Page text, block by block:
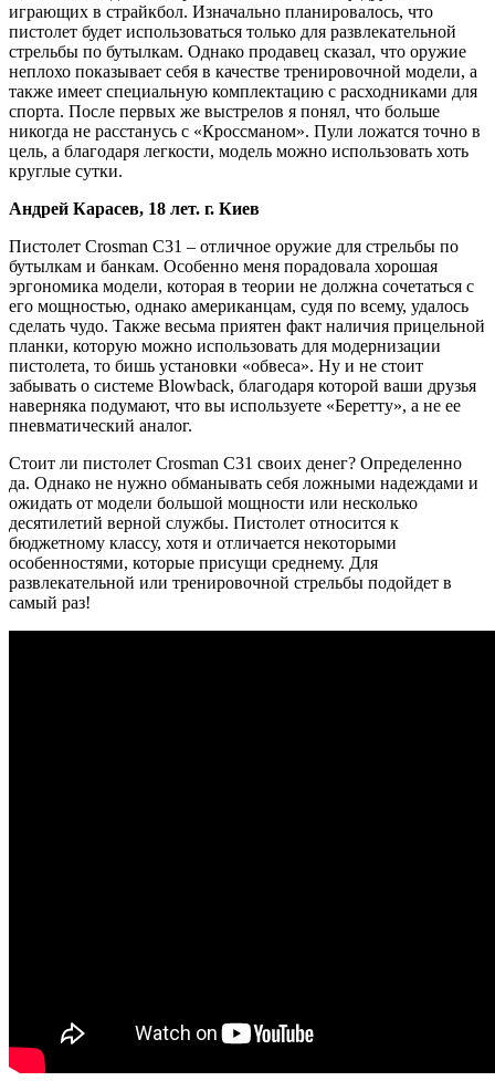
играющих в страйкбол. Изначально планировалось, что
пистолет будет использоваться только для развлекательной
стрельбы по бутылкам. Однако продавец сказал, что оружие
неплохо показывает себя в качестве тренировочной модели, а
также имеет специальную комплектацию с расходниками для
спорта. После первых же выстрелов я понял, что больше
никогда не расстанусь с «Кроссманом». Пули ложатся точно в
цель, а благодаря легкости, модель можно использовать хоть
круглые сутки.
Андрей Карасев, 18 лет. г. Киев
Пистолет Crosman C31 – отличное оружие для стрельбы по
бутылкам и банкам. Особенно меня порадовала хорошая
эргономика модели, которая в теории не должна сочетаться с
его мощностью, однако американцам, судя по всему, удалось
сделать чудо. Также весьма приятен факт наличия прицельной
планки, которую можно использовать для модернизации
пистолета, то бишь установки «обвеса». Ну и не стоит
забывать о системе Blowback, благодаря которой ваши друзья
наверняка подумают, что вы используете «Беретту», а не ее
пневматический аналог.
Стоит ли пистолет Crosman C31 своих денег? Определенно
да. Однако не нужно обманывать себя ложными надеждами и
ожидать от модели большой мощности или несколько
десятилетий верной службы. Пистолет относится к
бюджетному классу, хотя и отличается некоторыми
особенностями, которые присущи среднему. Для
развлекательной или тренировочной стрельбы подойдет в
самый раз!